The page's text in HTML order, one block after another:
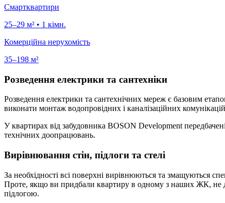
Смартквартири
25–29 м² • 1 кімн.
Комерційна нерухомість
35–198 м²
Розведення електрики та сантехніки
Розведення електрики та сантехнічних мереж є базовим
виконати монтаж водопровідних і каналізаційних
У квартирах від забудовника BOSON Development
технічних доопрацювань.
Вирівнювання стін, підлоги та стелі
За необхідності всі поверхні вирівнюються та змащуються
Проте, якщо ви придбали квартиру в одному з наших ЖК, не
підлогою.